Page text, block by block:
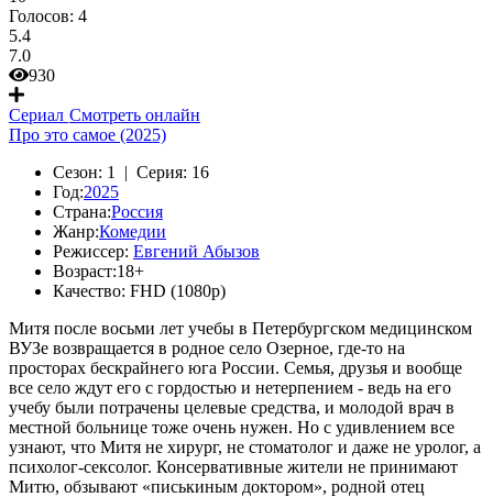
Голосов: 4
5.4
7.0
930
Сериал Смотреть онлайн
Про это самое (2025)
Сезон: 1 | Серия: 16
Год:2025
Страна:Россия
Жанр:Комедии
Режиссер: Евгений Абызов
Возраст:18+
Качество: FHD (1080p)
Митя после восьми лет учебы в Петербургском медицинском
ВУЗе возвращается в родное село Озерное, где-то на
просторах бескрайнего юга России. Семья, друзья и вообще
все село ждут его с гордостью и нетерпением - ведь на его
учебу были потрачены целевые средства, и молодой врач в
местной больнице тоже очень нужен. Но с удивлением все
узнают, что Митя не хирург, не стоматолог и даже не уролог, а
психолог-сексолог. Консервативные жители не принимают
Митю, обзывают «писькиным доктором», родной отец